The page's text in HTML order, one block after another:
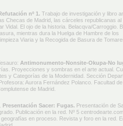
nº 1.Trabajo de investigación y libro
Checas de Madrid, las cárceles republicanas al
Vidal. El ojo de la historia. Belacqva/Carroggio.
mientras dura la Huelga de Hambre de los
Viaria y la Recogida de Basura de
Antimonumento-Nonsite-Okupa-No
Proyecciones y sombras en el arte actual.
y Categorías de la Modernidad. Sección
Aurora Fernández Polanco. Facultad de
de Madrid.
Presentación Sacer: Fugas. Presentación de
Publicación en la red. Nº 5
en proceso. Revista y foro en la red.